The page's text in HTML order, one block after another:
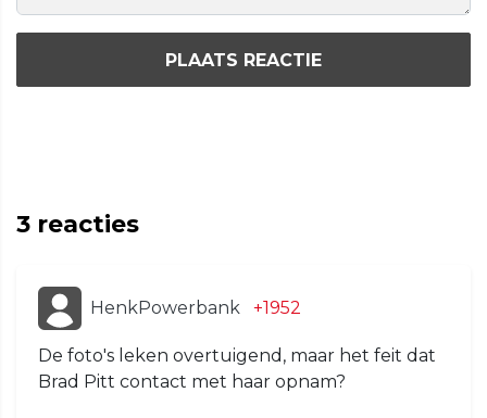
PLAATS REACTIE
3 reacties
HenkPowerbank +1952
De foto's leken overtuigend, maar het feit dat
Brad Pitt contact met haar opnam?